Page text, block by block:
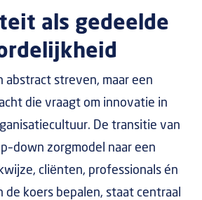
als gedeelde
abstract streven, maar een
die vraagt om innovatie in
De transitie van
zorgmodel naar een
cliënten, professionals én
de koers bepalen, staat centraal